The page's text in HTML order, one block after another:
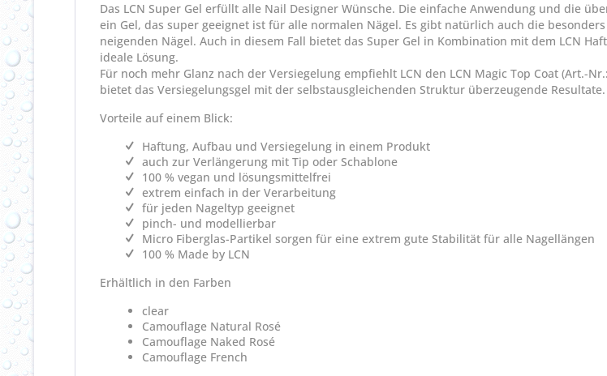
Das LCN Super Gel erfüllt alle Nail Designer Wünsche. Die einfache Anwendung und die
ein Gel, das super geeignet ist für alle normalen Nägel. Es gibt natürlich auch die
neigenden Nägel. Auch in diesem Fall bietet das Super Gel in Kombination mit dem LCN
ideale Lösung.
Für noch mehr Glanz nach der Versiegelung empfiehlt LCN den LCN Magic Top Coat (Art.-
bietet das Versiegelungsgel mit der selbstausgleichenden Struktur überzeugende Resultate.
Vorteile auf einem Blick:
Haftung, Aufbau und Versiegelung in einem Produkt
auch zur Verlängerung mit Tip oder Schablone
100 % vegan und lösungsmittelfrei
extrem einfach in der Verarbeitung
für jeden Nageltyp geeignet
pinch- und modellierbar
Micro Fiberglas-Partikel sorgen für eine extrem gute Stabilität für alle Nagellängen
100 % Made by LCN
Erhältlich in den Farben
clear
Camouflage Natural Rosé
Camouflage Naked Rosé
Camouflage French